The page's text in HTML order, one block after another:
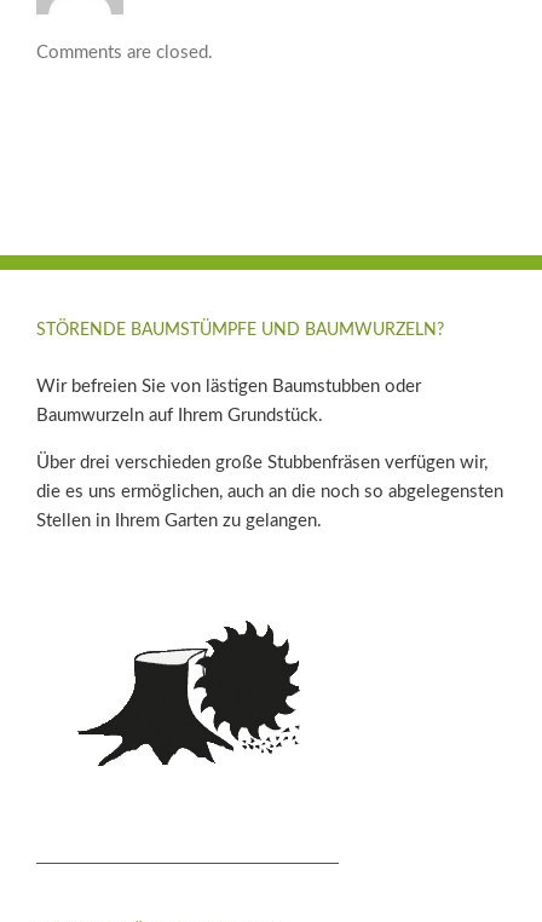
Comments are closed.
STÖRENDE BAUMSTÜMPFE UND BAUMWURZELN?
Wir befreien Sie von lästigen Baumstubben oder
Baumwurzeln auf Ihrem Grundstück.
Über drei verschieden große Stubbenfräsen verfügen wir,
die es uns ermöglichen, auch an die noch so abgelegensten
Stellen in Ihrem Garten zu gelangen.